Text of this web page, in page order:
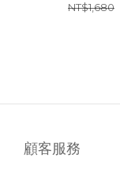
NT$1,680
顧客服務